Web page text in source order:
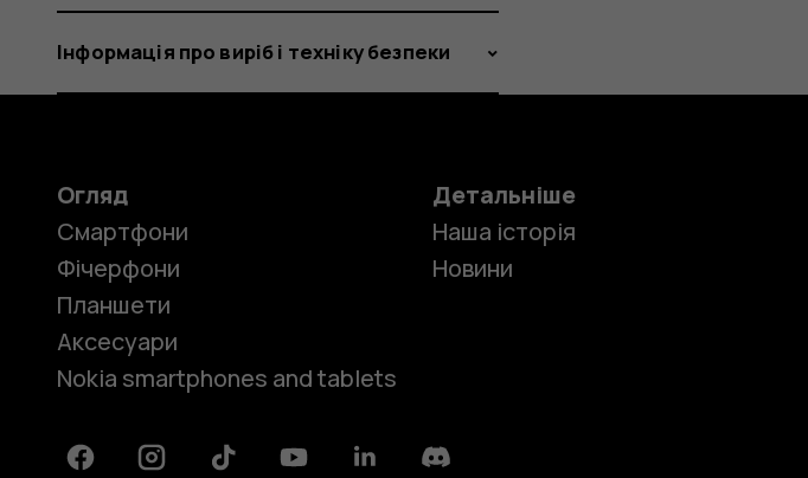
Інформація про виріб і техніку безпеки
Огляд
Смартфони
Фічерфони
Планшети
Аксесуари
Nokia smartphones and tablets
Детальніше
Наша історія
Новини
FacebookInstagramTiktok YoutubeLinkedinDiscord